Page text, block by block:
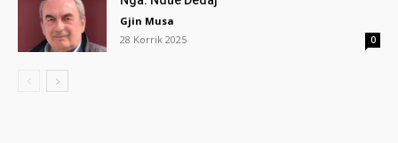
Gjin Musa
28 Korrik 2025
0